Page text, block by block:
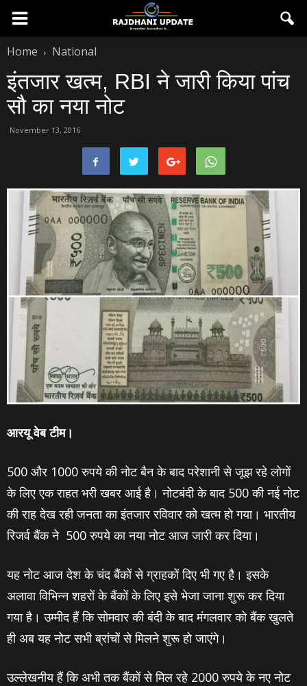
Home National
इंतजार खत्‍म, RBI ने जारी किया पांच
सौ का नया नोट
November 13, 2016
आरयू वेब टीम।
500 और 1000 रुपये की नोट बैन के बाद परेशानी से जूझ रहे लोगों
के लिए एक राहत भरी खबर आई है। नोटबंदी के बाद 500 की नई नोट
की राह देख रही जनता का इंतजार रविवार को खत्‍म हो गया। भारतीय
रिजर्व बैंक ने 500 रुपये का नया नोट आज जारी कर दिया।
यह नोट आज देश के चंद बैंकों से ग्राहकों दिए भी गए है। इसके
अलावा विभिन्न शहरों के बैंकों के लिए इसे भेजा जाना शुरू कर दिया
गया है। उम्‍मीद हैं कि सोमवार की बंदी के बाद मंगलवार को बैंक खुलते
ही अब यह नोट सभी ब्रांचों से मिलने शुरू हो जाएंगे।
उल्‍लेखनीय हैं कि अभी तक बैंकों से मिल रहे 2000 रुपये के नए नोट